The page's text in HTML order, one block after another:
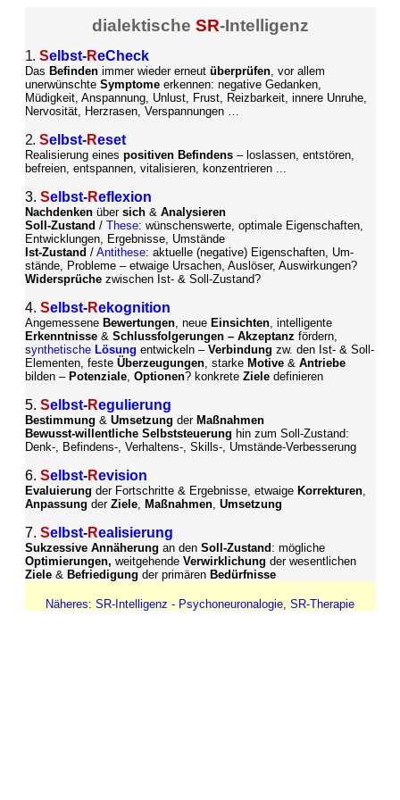
dialektische SR-Intelligenz
1. Selbst-ReCheck
Das Befindenimmer wieder erneut überprüfen, vor allem
unerwünschte Symptomeerkennen: negative Gedanken,
Müdigkeit, Anspannung, Unlust, Frust, Reizbarkeit, innere Unruhe,
Nervosität, Herzrasen, Verspannungen …
2. Selbst-Reset
Realisierung eines positiven Befindens– loslassen, entstören,
befreien, entspannen, vitalisieren, konzentrieren ...
3. Selbst-Reflexion
Nachdenkenüber sich& Analysieren
Soll-Zustand / These: wünschenswerte, optimale Eigenschaften,
Entwicklungen, Ergebnisse, Umstände
Ist-Zustand / Antithese: aktuelle (negative) Eigenschaften, Um-
stände, Probleme –etwaige Ursachen, Auslöser, Auswirkungen?
Widersprüchezwischen Ist- & Soll-Zustand?
4. Selbst-Rekognition
Angemessene Bewertungen, neue Einsichten, intelligente
Erkenntnisse& Schlussfolgerungen – Akzeptanz fördern,
synthetische Lösung entwickeln – Verbindung zw. den Ist- & Soll-
Elementen, feste Überzeugungen, starke Motive &Antriebe
bilden – Potenziale, Optionen? konkreteZiele definieren
5. Selbst-Regulierung
Bestimmung & Umsetzung der Maßnahmen
Bewusst-willentliche Selbststeuerung hin zum Soll-Zustand:
Denk-, Befindens-, Verhaltens-, Skills-, Umstände-Verbesserung
6. Selbst-Revision
Evaluierung der Fortschritte & Ergebnisse, etwaige Korrekturen,
Anpassung derZiele, Maßnahmen, Umsetzung
7. Selbst-Realisierung
Sukzessive Annäherung an den Soll-Zustand : mögliche
Optimierungen, weitgehendeVerwirklichung der wesentlichen
Ziele& Befriedigung der primären Bedürfnisse
Näheres: SR-Intelligenz - Psychoneuronalogie, SR-Therapie